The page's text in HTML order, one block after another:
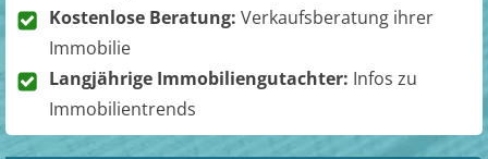
Kostenlose Beratung: Verkaufsberatung ihrer
Immobilie
Langjährige Immobiliengutachter: Infos zu
Immobilientrends